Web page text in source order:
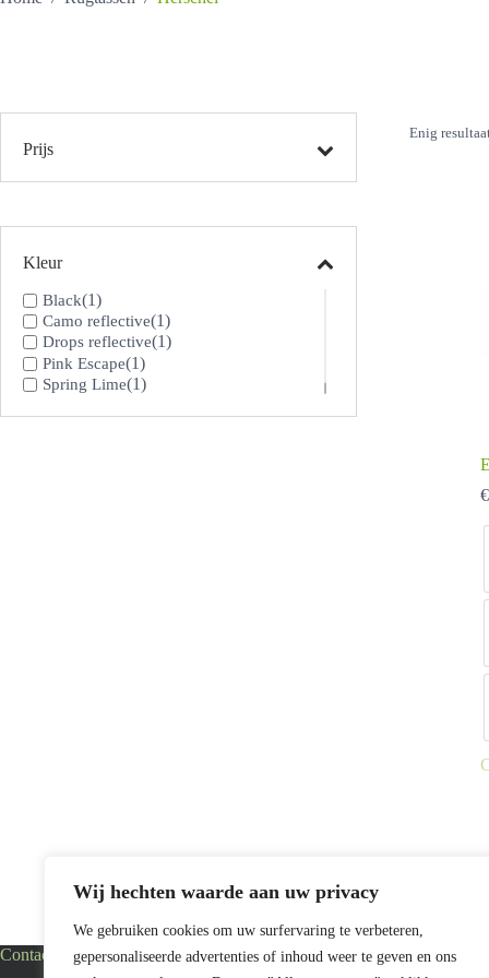
Wij hechten waarde aan uw privacy
We gebruiken cookies om uw surfervaring te verbeteren,
gepersonaliseerde advertenties of inhoud weer te geven en ons
Enig
€
Prijs
Kleur
Black(1)
Camo reflective(1)
Drops reflective(1)
Pink Escape(1)
Spring Lime(1)
Contact